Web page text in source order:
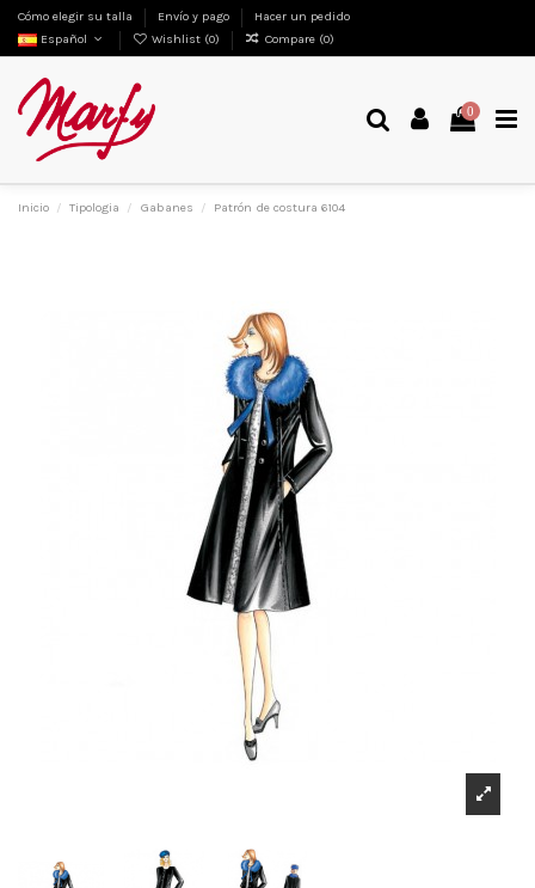
Cómo elegir su talla Envío y pago
Hacer un pedido
Español
Wishlist (0) Compare (0)
0
Inicio Tipologia Gabanes Patrón de costura 6104